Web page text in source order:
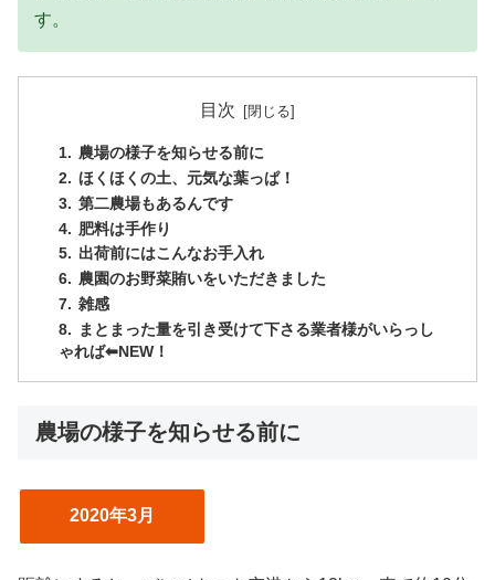
す。
目次
農場の様子を知らせる前に
ほくほくの土、元気な葉っぱ！
第二農場もあるんです
肥料は手作り
出荷前にはこんなお手入れ
農園のお野菜賄いをいただきました
雑感
まとまった量を引き受けて下さる業者様がいらっし
ゃれば⬅︎NEW！
農場の様子を知らせる前に
2020年3月